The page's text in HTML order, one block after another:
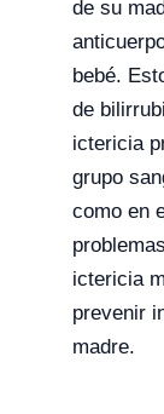
de su
bebé.
de
ictericia
grupo
como en
ictericia
prevenir
madre.